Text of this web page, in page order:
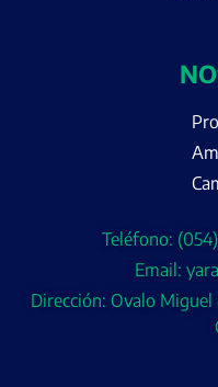
Teléfono:
Email:
Dirección: Ovalo